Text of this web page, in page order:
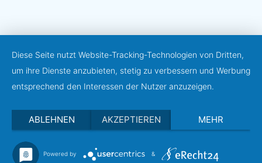
Diese Seite nutzt Website-Tracking-Technologien von Dritten,
um ihre Dienste anzubieten, stetig zu verbessern und Werbung
entsprechend den Interessen der Nutzer anzuzeigen.
ABLEHNEN AKZEPTIEREN MEHR
Powered by &